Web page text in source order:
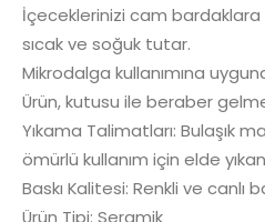
İçeceklerinizi cam
sıcak ve soğuk tutar.
Mikrodalga kullanımına
Ürün, kutusu ile beraber
Yıkama Talimatları: Bulaşık
ömürlü kullanım için elde
Baskı Kalitesi: Renkli ve canlı